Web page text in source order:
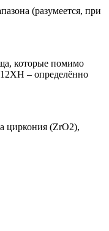
(разумеется, при
которые помимо
– определённо
циркония (ZrO2),